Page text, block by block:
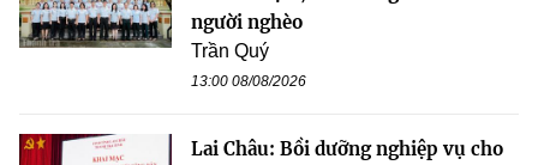
người nghèo
Trần Quý
13:00 08/08/2026
Lai Châu: Bồi dưỡng nghiệp vụ cho